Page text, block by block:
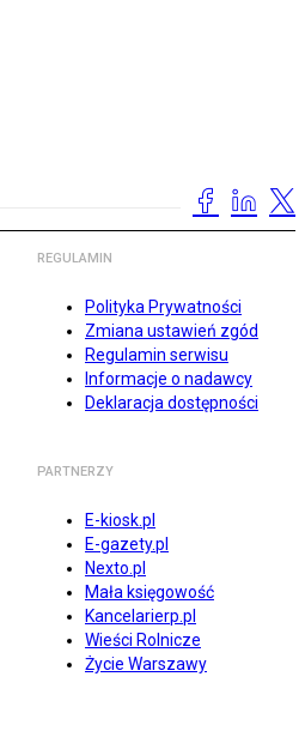
REGULAMIN
Polityka Prywatności
Zmiana ustawień zgód
Regulamin serwisu
Informacje o nadawcy
Deklaracja dostępności
PARTNERZY
E-kiosk.pl
E-gazety.pl
Nexto.pl
Mała księgowość
Kancelarierp.pl
Wieści Rolnicze
Życie Warszawy